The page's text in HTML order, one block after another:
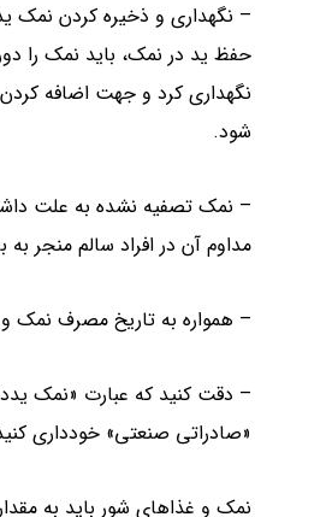
– نگهداری و ذخیره کردن
حفظ ید در نمک، باید نمک را
نگهداری کرد و جهت اضافه
شود.
– نمک تصفیه نشده به علت
مداوم آن در افراد سالم منجر
– همواره به تاریخ مصرف نمک
– دقت کنید که عبارت «نمک
«صادراتی صنعتی» خودداری
نمک و غذاهای شور باید به